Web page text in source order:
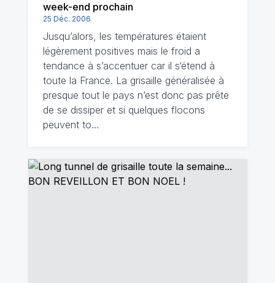
week-end prochain
25 Déc. 2006
Jusqu’alors, les températures étaient
légèrement positives mais le froid a
tendance à s’accentuer car il s‘étend à
toute la France. La grisaille généralisée à
presque tout le pays n’est donc pas prête
de se dissiper et si quelques flocons
peuvent to…